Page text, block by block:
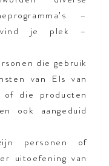
–
vind je plek –
die gebruik
van Els van
of die producten
ook aangeduid
personen of
uitoefening van